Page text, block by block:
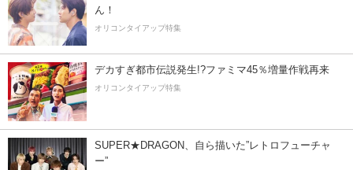
ん！
オリコンタイアップ特集
デカすぎ都市伝説発生!?ファミマ45％増量作戦再来
オリコンタイアップ特集
SUPER★DRAGON、自ら描いた”レトロフューチャ
ー”